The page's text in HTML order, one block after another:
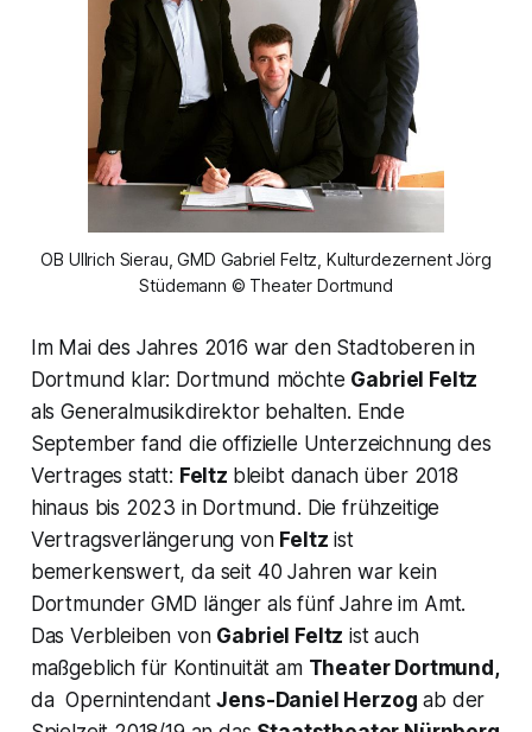
OB Ullrich Sierau, GMD Gabriel Feltz, Kulturdezernent Jörg
Stüdemann © Theater Dortmund
Im Mai des Jahres 2016 war den Stadtoberen in
Dortmund klar: Dortmund möchte Gabriel Feltz
als Generalmusikdirektor behalten. Ende
September fand die offizielle Unterzeichnung des
Vertrages statt: Feltz bleibt danach über 2018
hinaus bis 2023 in Dortmund. Die frühzeitige
Vertragsverlängerung von Feltz ist
bemerkenswert, da seit 40 Jahren war kein
Dortmunder GMD länger als fünf Jahre im Amt.
Das Verbleiben von Gabriel Feltz ist auch
maßgeblich für Kontinuität am Theater Dortmund,
da OpernintendantJens-Daniel Herzog ab der